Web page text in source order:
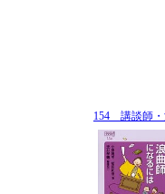
154 講談師・